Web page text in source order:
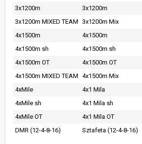
3x1200m
3x1200m
3x1200m MIXED TEAM 3x1200m Mix
4x1500m
4x1500m
4x1500m sh
4x1500m sh
4x1500m OT
4x1500m OT
4x1500m MIXED TEAM 4x1500m Mix
4xMile
4x1 Mila
4xMile sh
4x1 Mila sh
4xMile OT
4x1 Mila OT
DMR (12-4-8-16)
Sztafeta (12-4-8-16)